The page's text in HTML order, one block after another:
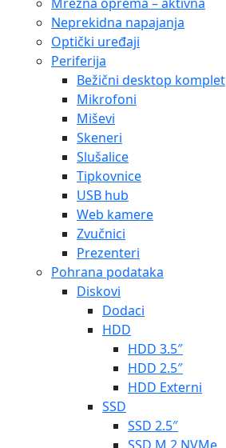
Neprekidna napajanja
Optički uređaji
Periferija
Bežični desktop komplet
Mikrofoni
Miševi
Skeneri
Slušalice
Tipkovnice
USB hub
Web kamere
Zvučnici
Prezenteri
Pohrana podataka
Diskovi
Dodaci
HDD
HDD 3.5″
HDD 2.5″
HDD Externi
SSD
SSD 2.5″